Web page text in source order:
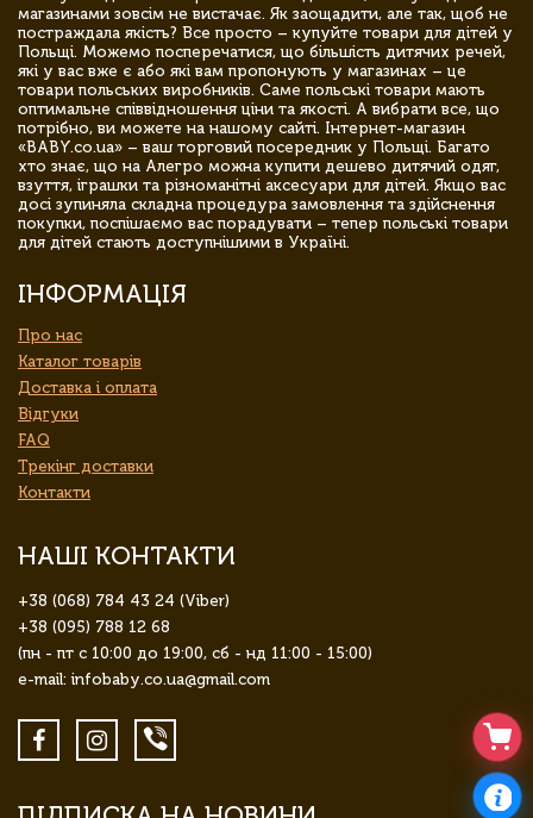
магазинами зовсім не вистачає. Як заощадити, але так, щоб не
постраждала якість? Все просто – купуйте товари для дітей у
Польщі. Можемо посперечатися, що більшість дитячих речей,
які у вас вже є або які вам пропонують у магазинах – це
товари польських виробників. Саме польські товари мають
оптимальне співвідношення ціни та якості. А вибрати все, що
потрібно, ви можете на нашому сайті. Інтернет-магазин
«BABY.co.ua» – ваш торговий посередник у Польщі. Багато
хто знає, що на Алегро можна купити дешево дитячий одяг,
взуття, іграшки та різноманітні аксесуари для дітей. Якщо вас
досі зупиняла складна процедура замовлення та здійснення
покупки, поспішаємо вас порадувати – тепер польські товари
для дітей стають доступнішими в Україні.
ІНФОРМАЦІЯ
Про нас
Каталог товарів
Доставка і оплата
Відгуки
FAQ
Трекінг доставки
Контакти
НАШІ КОНТАКТИ
+38 (068) 784 43 24 (Viber)
+38 (095) 788 12 68
(пн - пт с 10:00 до 19:00, сб - нд 11:00 - 15:00)
e-mail: infobaby.co.ua@gmail.com